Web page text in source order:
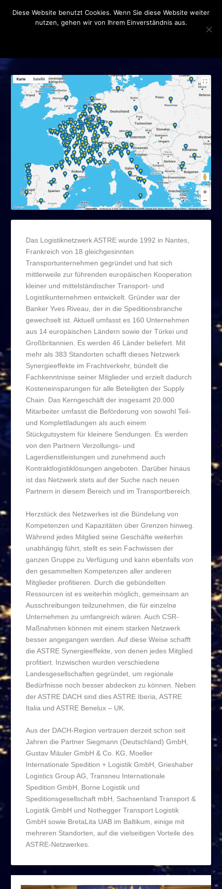
SCHLAGWORT:„VISION
Das Logistiknetzwerk ASTRE wurde 1992 in Nantes,
Frankreich von 18 gleichgesinnten
Transportunternehmen gegründet und hat sich
mittlerweile zur führenden europäischen Kooperation
kleiner und mittelständischer Transport- und
Logistikunternehmen entwickelt. Gründer war der
Banker Yves Riveau, der in die Speditionsbranche
gewechselt ist. Aktuell umfasst es 160 Unternehmen
aus 14 europäischen Ländern sowie der Türkei und
Großbritannien. Es werden 46 Länder beliefert. Mit
mehr als 383 Standorten schafft dieses Netzwerk
Synergieeffekte im Frachtverkehr, bündelt die
Fachkenntnisse seiner Mitglieder und erzielt dadurch
Kosteneinsparungen für alle Beteiligten der Supply
Chain. Das Kerngeschäft der insgesamt 20.000
Mitarbeiter umfasst die Beförderung von sowohl Teil-
und Komplettladungen als auch einem
Stückgutsystem für kleinere Sendungen. Es werden
von den Partnern Verzollungs- und
Lagerdienstleistungen und zunehmend auch
Kontraktlogistiklösungen angeboten. Darüber hinaus
ist das Netzwerk stets auf der Suche nach neuen
Partnern in diesem Bereich und im Transportbereich.
Herzstück des Netzwerkes ist die Bündelung von
Kompetenzen und Kapazitäten über Grenzen hinweg.
Während jedes Mitglied seine Geschäfte weiterhin
unabhängig führt, stellt es sein Fachwissen der
ganzen Gruppe zu Verfügung und kann ebenfalls von
den gesammelten Kompetenzen aller anderen
Mitglieder profitieren. Durch die gebündelten
Ressourcen ist es weiterhin möglich, gemeinsam an
Ausschreibungen teilzunehmen, die für einzelne
Unternehmen zu umfangreich wären. Auch CSR-
Maßnahmen können mit einem starken Netzwerk
besser angegangen werden. Auf diese Weise schafft
die ASTRE Synergieeffekte, von denen jedes Mitglied
profitiert. Inzwischen wurden verschiedene
Landesgesellschaften gegründet, um regionale
Bedürfnisse noch besser abdecken zu können. Neben
der ASTRE DACH sind dies ASTRE Iberia, ASTRE
Italia und ASTRE Benelux – UK.
Aus der DACH-Region vertrauen derzeit schon seit
Jahren die Partner Siegmann (Deutschland) GmbH,
Gustav Mäuler GmbH & Co. KG, Moeller
Internationale Spedition + Logistik GmbH, Grieshaber
Logistics Group AG, Transneu Internationale
Spedition GmbH, Borne Logistik und
Speditionsgesellschaft mbH, Sachsenland Transport &
Logistik GmbH und Nothegger Transport Logistik
GmbH sowie BretaLita UAB im Baltikum, einige mit
mehreren Standorten, auf die vielseitigen Vorteile des
ASTRE-Netzwerkes.
Diese Website benutzt Cookies. Wenn Sie diese Website weiter
nutzen, gehen wir von Ihrem Einverständnis aus.